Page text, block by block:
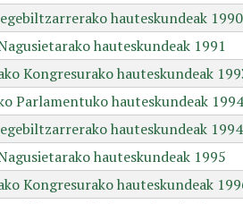
hauteskundeak 1990
hauteskundeak 1991
Kongresurako hauteskundeak
Parlamentuko hauteskundeak 1994
hauteskundeak 1994
hauteskundeak 1995
Kongresurako hauteskundeak